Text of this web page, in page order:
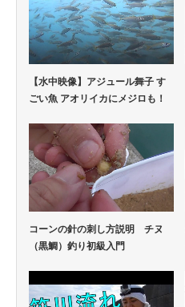
【水中映像】アジュール舞子 す
ごい魚 アオリイカにメジロも！
コーンの針の刺し方説明 チヌ
（黒鯛）釣り初級入門